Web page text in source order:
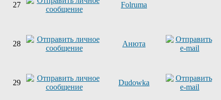
27 Folruma
28 Анюта
29 Dudowka